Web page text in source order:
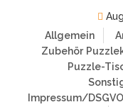
Allgemein
Zubehör
Puzzle-
Impressum/